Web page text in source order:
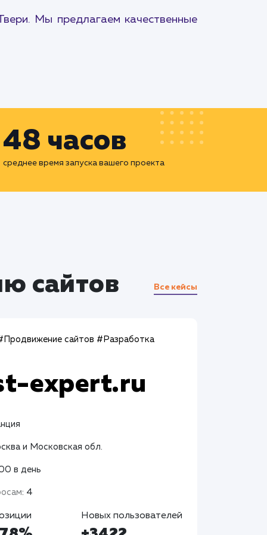
Мы предлагаем качественные
48 часов
среднее время запуска вашего проекта
сайтов Все кейсы
сайтов #Разработка
expert.ru
и Московская обл.
в день
: 4
Новых пользователей